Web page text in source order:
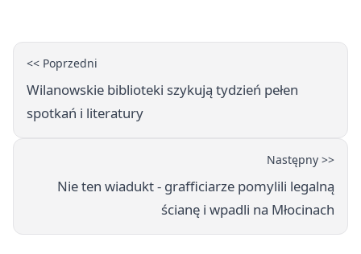
<< Poprzedni
Wilanowskie biblioteki szykują tydzień pełen
spotkań i literatury
Następny >>
Nie ten wiadukt - grafficiarze pomylili legalną
ścianę i wpadli na Młocinach